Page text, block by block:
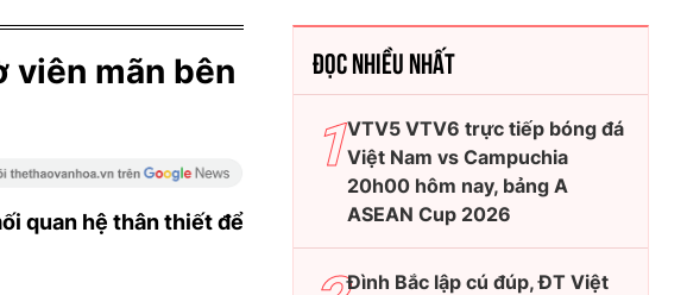
viên mãn bên
quan hệ thân thiết để
ĐỌC NHIỀU NHẤT
VTV5 VTV6 trực tiếp bóng đá
Việt Nam vs Campuchia
20h00 hôm nay, bảng A
ASEAN Cup 2026
Đình Bắc lập cú đúp, ĐT Việt